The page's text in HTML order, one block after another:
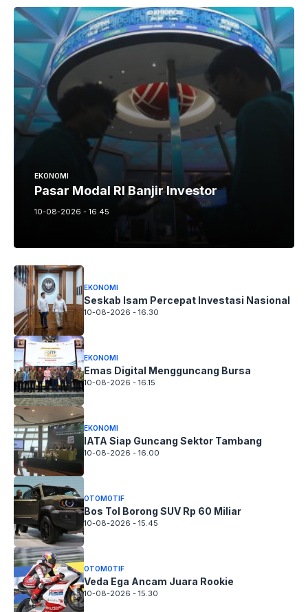
EKONOMI
Pasar Modal RI Banjir Investor
10-08-2026 - 16.45
EKONOMI
Seskab Isam Percepat Investasi Nasional
10-08-2026 - 16.30
EKONOMI
Emas Digital Mengguncang Bursa
10-08-2026 - 16.15
EKONOMI
IATA Siap Guncang Sektor Tambang
10-08-2026 - 16.00
OTOMOTIF
Bos Tol Borong SUV Rp 60 Miliar
10-08-2026 - 15.45
OTOMOTIF
Veda Ega Ancam Juara Rookie
10-08-2026 - 15.30